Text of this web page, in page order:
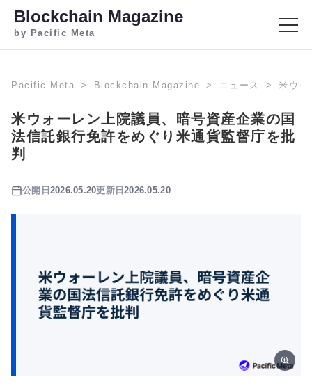
Blockchain Magazine
by Pacific Meta
Pacific Meta Blockchain Magazine ニュース 米ウォ
米ウォーレン上院議員、暗号資産企業の国
法信託銀行免許をめぐり米通貨監督庁を批
判
公開日 2026.05.20更新日2026.05.20